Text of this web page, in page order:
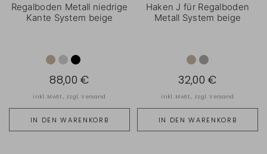
Regalboden Metall niedrige
Kante System beige
IN DEN WARENKORB
88,00 €
inkl. MwSt., zzgl.Versand
Haken J für Regalboden
Metall System beige
IN DEN WARENKORB
32,00 €
inkl. MwSt., zzgl.Versand